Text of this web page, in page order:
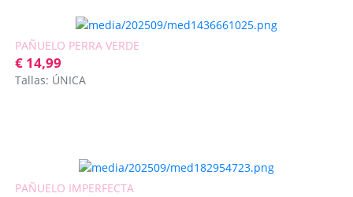
PAÑUELO PERRA VERDE
€ 14,99
Tallas: ÚNICA
PAÑUELO IMPERFECTA